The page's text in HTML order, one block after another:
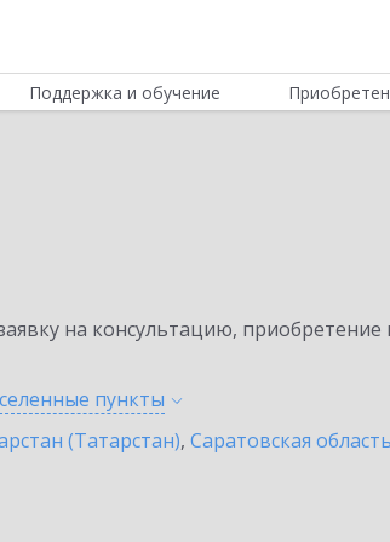
Поддержка и обучение
на консультацию, приобретение
пункты
(Татарстан), Саратовская область